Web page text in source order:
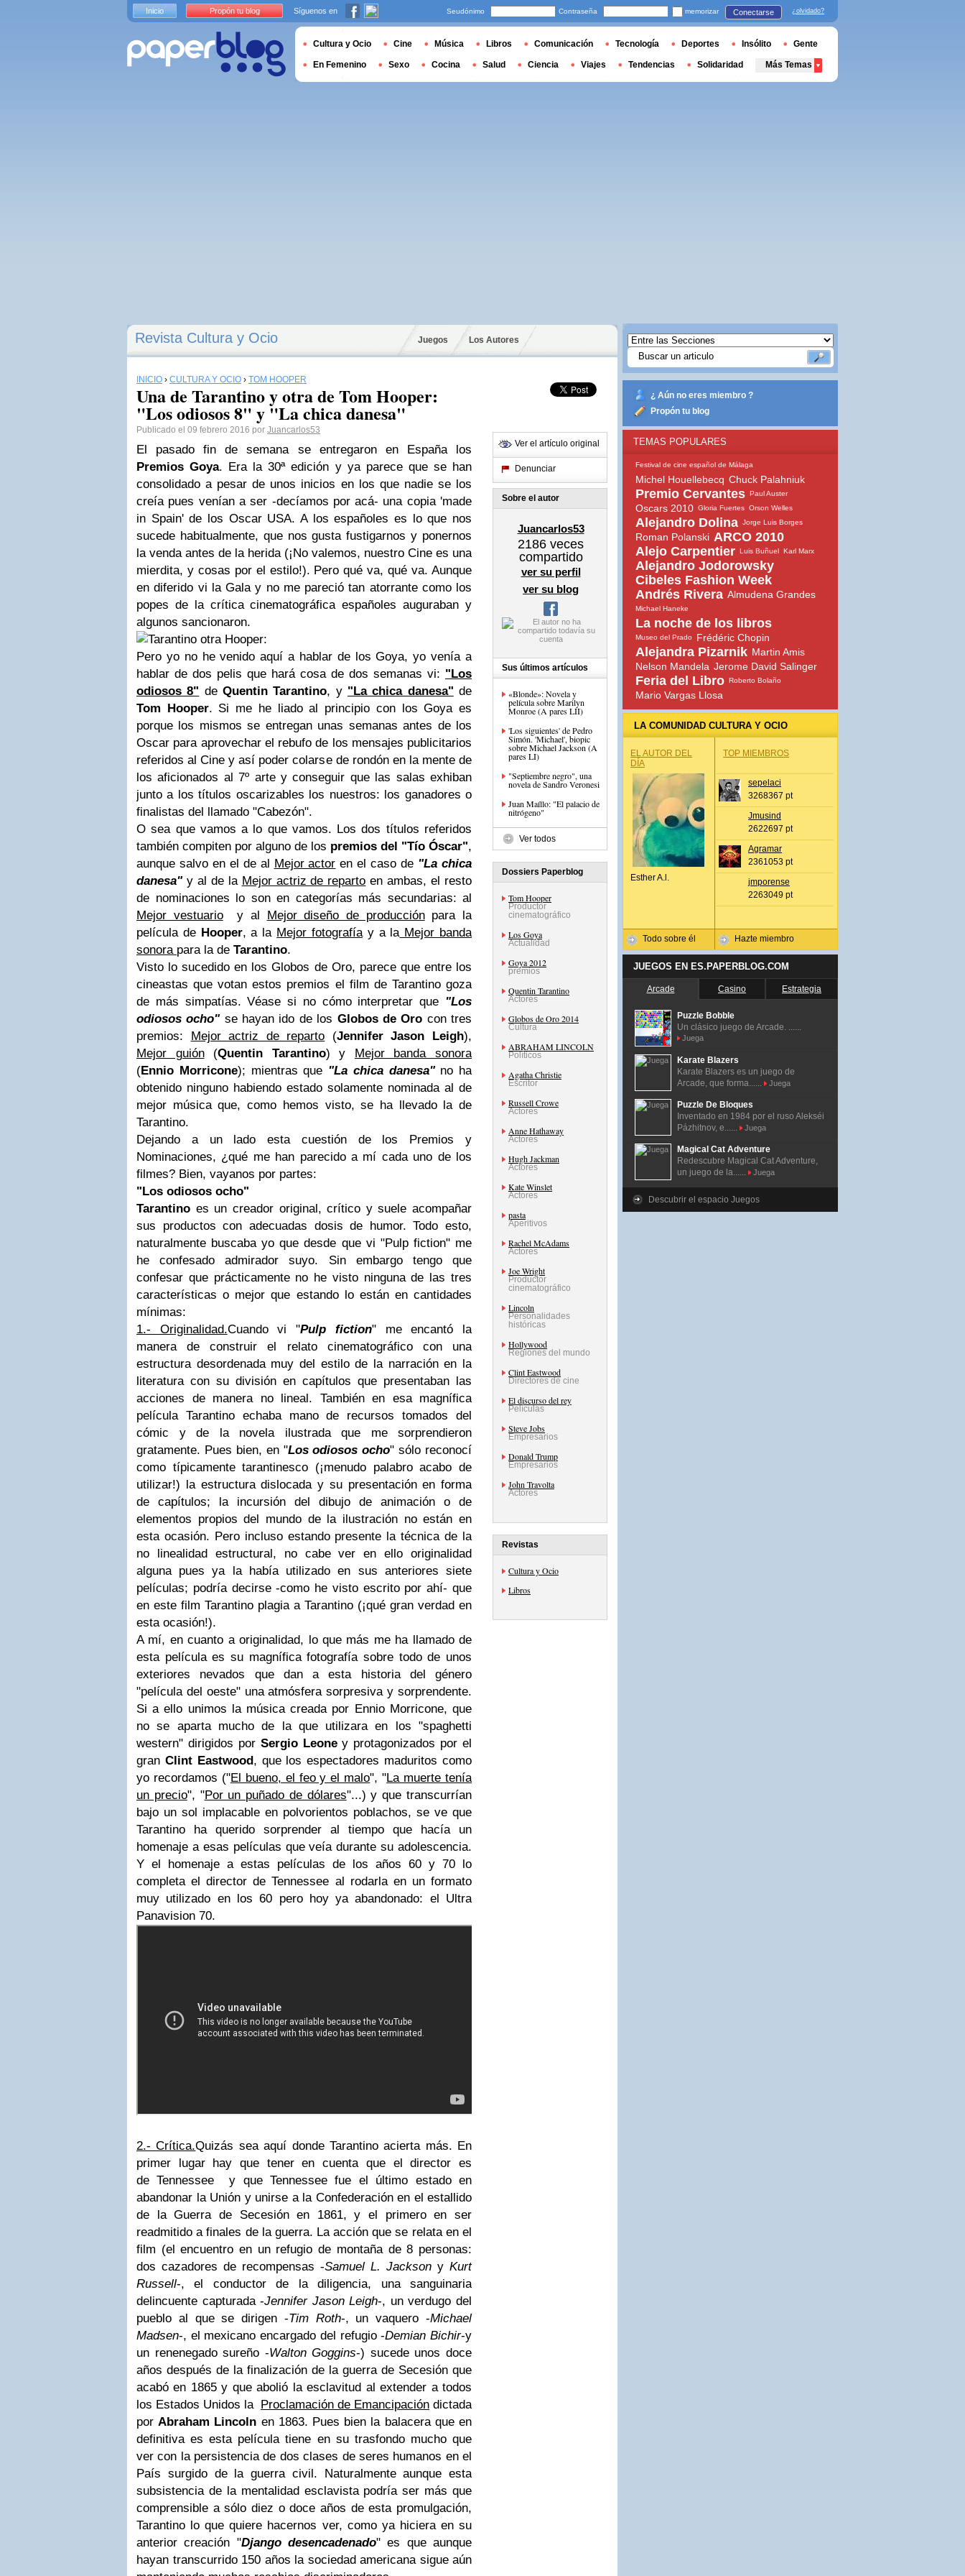
Revista Cultura y Ocio Juegos Los Autores
INICIO › CULTURA Y OCIO › TOM HOOPER
Una de Tarantino y otra de Tom Hooper:
"Los odiosos 8" y "La chica danesa"
Publicado el 09 febrero 2016 por Juancarlos53
El pasado fin de semana se entregaron en España los
Premios Goya. Era la 30ª edición y ya parece que se han
consolidado a pesar de unos inicios en los que nadie se los
creía pues venían a ser -decíamos por acá- una copia 'made
in Spain' de los Oscar USA. A los españoles es lo que nos
sucede habitualmente, que nos gusta fustigarnos y ponernos
la venda antes de la herida (¡No valemos, nuestro Cine es una
mierdita, y cosas por el estilo!). Pero qué va, qué va. Aunque
en diferido vi la Gala y no me pareció tan atorrante como los
popes de la crítica cinematográfica españoles auguraban y
algunos sancionaron.
Pero yo no he venido aquí a hablar de los Goya, yo venía a
hablar de dos pelis que hará cosa de dos semanas vi: "Los
odiosos 8" deQuentin Tarantino, y "La chica danesa" de
Tom Hooper. Si me he liado al principio con los Goya es
porque los mismos se entregan unas semanas antes de los
Oscar para aprovechar el rebufo de los mensajes publicitarios
referidos al Cine y así poder colarse de rondón en la mente de
los aficionados al 7º arte y conseguir que las salas exhiban
junto a los títulos oscarizables los nuestros: los ganadores o
finalistas del llamado "Cabezón".
O sea que vamos a lo que vamos. Los dos títulos referidos
también compiten por alguno de los premios del "Tío Óscar",
aunque salvo en el de al Mejor actor en el caso de "La chica
danesa"y al de la Mejor actriz de reparto en ambas, el resto
de nominaciones lo son en categorías más secundarias: al
Mejor vestuarioy al Mejor diseño de producciónpara la
película de Hooper, a la Mejor fotografíay a laMejor banda
sonora para la de Tarantino.
Visto lo sucedido en los Globos de Oro, parece que entre los
cineastas que votan estos premios el film de Tarantino goza
de más simpatías. Véase si no cómo interpretar que "Los
odiosos ocho"se hayan ido de los Globos de Oro con tres
premios: Mejor actriz de reparto (Jennifer Jason Leigh),
Mejor guión(Quentin Tarantino) y Mejor banda sonora
(Ennio Morricone); mientras que "La chica danesa"no ha
obtenido ninguno habiendo estado solamente nominada al de
mejor música que, como hemos visto, se ha llevado la de
Tarantino.
Dejando a un lado esta cuestión de los Premios y
Nominaciones, ¿qué me han parecido a mí cada uno de los
filmes? Bien, vayanos por partes:
"Los odiosos ocho"
Tarantino es un creador original, crítico y suele acompañar
sus productos con adecuadas dosis de humor. Todo esto,
naturalmente buscaba yo que desde que vi "Pulp fiction" me
he confesado admirador suyo. Sin embargo tengo que
confesar que prácticamente no he visto ninguna de las tres
características o mejor que estando lo están en cantidades
mínimas:
1.- Originalidad.Cuando vi "Pulp fiction" me encantó la
manera de construir el relato cinematográfico con una
estructura desordenada muy del estilo de la narración en la
literatura con su división en capítulos que presentaban las
acciones de manera no lineal. También en esa magnífica
película Tarantino echaba mano de recursos tomados del
cómic y de la novela ilustrada que me sorprendieron
gratamente. Pues bien, en "Los odiosos ocho" sólo reconocí
como típicamente tarantinesco (¡menudo palabro acabo de
utilizar!) la estructura dislocada y su presentación en forma
de capítulos; la incursión del dibujo de animación o de
elementos propios del mundo de la ilustración no están en
esta ocasión. Pero incluso estando presente la técnica de la
no linealidad estructural, no cabe ver en ello originalidad
alguna pues ya la había utilizado en sus anteriores siete
películas; podría decirse -como he visto escrito por ahí- que
en este film Tarantino plagia a Tarantino (¡qué gran verdad en
esta ocasión!).
A mí, en cuanto a originalidad, lo que más me ha llamado de
esta película es su magnífica fotografía sobre todo de unos
exteriores nevados que dan a esta historia del género
"película del oeste" una atmósfera sorpresiva y sorprendente.
Si a ello unimos la música creada por Ennio Morricone, que
no se aparta mucho de la que utilizara en los "spaghetti
western" dirigidos por Sergio Leoney protagonizados por el
gran Clint Eastwood, que los espectadores maduritos como
yo recordamos ("El bueno, el feo y el malo", "La muerte tenía
un precio", "Por un puñado de dólares"...) y que transcurrían
bajo un sol implacable en polvorientos poblachos, se ve que
Tarantino ha querido sorprender al tiempo que hacía un
homenaje a esas películas que veía durante su adolescencia.
Y el homenaje a estas películas de los años 60 y 70 lo
completa el director de Tennessee al rodarla en un formato
muy utilizado en los 60 pero hoy ya abandonado: el Ultra
Panavision 70.
2.- Crítica.Quizás sea aquí donde Tarantino acierta más. En
primer lugar hay que tener en cuenta que el director es
de Tennessee y que Tennessee fue el último estado en
abandonar la Unión y unirse a la Confederación en el estallido
de la Guerra de Secesión en 1861, y el primero en ser
readmitido a finales de la guerra. La acción que se relata en el
film (el encuentro en un refugio de montaña de 8 personas:
dos cazadores de recompensas -Samuel L. Jackson y Kurt
Russell-, el conductor de la diligencia, una sanguinaria
delincuente capturada -Jennifer Jason Leigh-, un verdugo del
pueblo al que se dirigen -Tim Roth-, un vaquero -Michael
Madsen-, el mexicano encargado del refugio -Demian Bichir-y
un renenegado sureño -Walton Goggins-) sucede unos doce
años después de la finalización de la guerra de Secesión que
acabó en 1865 y que abolió la esclavitud al extender a todos
los Estados Unidos la Proclamación de Emancipación dictada
porAbraham Lincoln en 1863. Pues bien la balacera que en
definitiva es esta película tiene en su trasfondo mucho que
ver con la persistencia de dos clases de seres humanos en el
País surgido de la guerra civil. Naturalmente aunque esta
subsistencia de la mentalidad esclavista podría ser más que
comprensible a sólo diez o doce años de esta promulgación,
Tarantino lo que quiere hacernos ver, como ya hiciera en su
anterior creación "Django desencadenado" es que aunque
hayan transcurrido 150 años la sociedad americana sigue aún
Ver el artículo original
Denunciar
Sobre el autor
Juancarlos53
2186 veces
compartido
ver su perfil
ver su blog
Sus últimos artículos
«Blonde»: Novela y
película sobre Marilyn
Monroe (A pares LII)
'Los siguientes' de Pedro
Simón. 'Michael', biopic
sobre Michael Jackson (A
pares LI)
"Septiembre negro", una
novela de Sandro Veronesi
Juan Maíllo: "El palacio de
nitrógeno"
Ver todos
Dossiers Paperblog
Tom Hooper
Productor
cinematográfico
Los Goya
Actualidad
Goya 2012
premios
Quentin Tarantino
Actores
Globos de Oro 2014
Cultura
ABRAHAM LINCOLN
Políticos
Agatha Christie
Escritor
Russell Crowe
Actores
Anne Hathaway
Actores
Hugh Jackman
Actores
Kate Winslet
Actores
pasta
Aperitivos
Rachel McAdams
Actores
Joe Wright
Productor
cinematográfico
Lincoln
Personalidades
históricas
Hollywood
Regiones del mundo
Clint Eastwood
Directores de cine
El discurso del rey
Películas
Steve Jobs
Empresarios
Donald Trump
Empresarios
John Travolta
Actores
Revistas
Cultura y Ocio
Libros
¿ Aún no eres miembro ?
Propón tu blog
TEMAS POPULARES
Festival de cine español de Málaga
Michel Houellebecq Chuck Palahniuk
Premio Cervantes Paul Auster
Oscars 2010 Gloria Fuertes Orson Welles
Alejandro Dolina Jorge Luis Borges
Roman Polanski ARCO 2010
Alejo Carpentier Luis Buñuel Karl Marx
Alejandro Jodorowsky
Cibeles Fashion Week
Andrés Rivera Almudena Grandes
Michael Haneke
La noche de los libros
Museo del Prado Frédéric Chopin
Alejandra Pizarnik Martin Amis
Nelson Mandela Jerome David Salinger
Feria del Libro Roberto Bolaño
Mario Vargas Llosa
LA COMUNIDAD CULTURA Y OCIO
EL AUTOR DEL
DÍA
Esther A.l.
Todo sobre él
TOP MIEMBROS
sepelaci
3268367 pt
Jmusind
2622697 pt
Agramar
2361053 pt
jmporense
2263049 pt
Hazte miembro
JUEGOS EN ES.PAPERBLOG.COM
Arcade Casino Estrategia
Puzzle Bobble
Un clásico juego de Arcade. ......
Juega
Karate Blazers
Karate Blazers es un juego de
Arcade, que forma......
Juega
Puzzle De Bloques
Inventado en 1984 por el ruso Alekséi
Pázhitnov, e......
Juega
Magical Cat Adventure
Redescubre Magical Cat Adventure,
un juego de la......
Juega
Descubrir el espacio Juegos
Inicio Propón tu blog Síguenos en Seudónimo Contraseña memorizar Conectarse ¿olvidado?
Cultura y Ocio Cine Música Libros Comunicación Tecnología Deportes Insólito Gente
En Femenino Sexo Cocina Salud Ciencia Viajes Tendencias Solidaridad Más Temas